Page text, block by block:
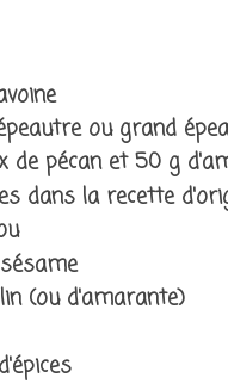
ou grand
de pécan et50 g
dans la recette
(ou d'amarante)